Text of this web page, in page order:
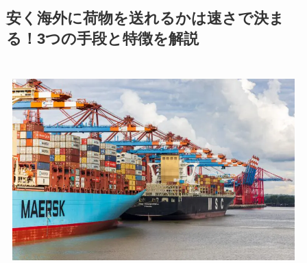
安く海外に荷物を送れるかは速さで決ま
る！3つの手段と特徴を解説